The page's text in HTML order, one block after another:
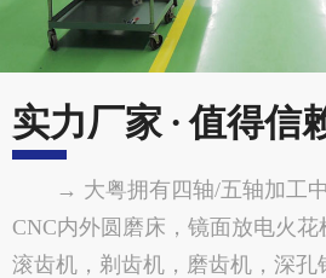
实力厂家 · 值得信
→ 大粤拥有四轴/五轴加工
CNC内外圆磨床，镜面放电火花
滚齿机，剃齿机，磨齿机，深孔